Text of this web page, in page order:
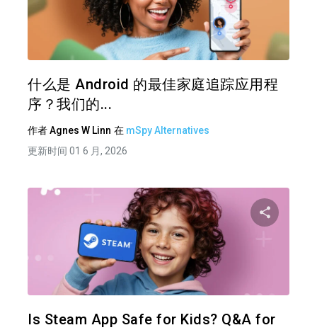
什么是 Android 的最佳家庭追踪应用程
序？我们的...
作者Agnes W Linn 在 mSpy Alternatives
更新时间 01 6 月, 2026
Is Steam App Safe for Kids? Q&A for